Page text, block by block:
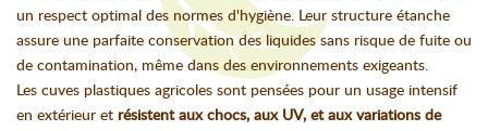
un respect optimal des normes d'hygiène. Leur structure étanche
assure une parfaite conservation des liquides sans risque de fuite ou
de contamination, même dans des environnements exigeants.
Les cuves plastiques agricoles sont pensées pour un usage intensif
en extérieur et résistent aux chocs, aux UV, et aux variations de